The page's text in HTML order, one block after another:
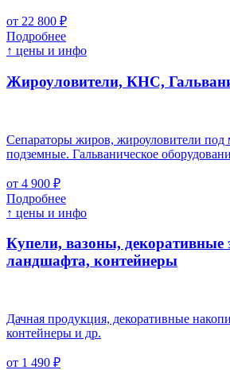
от 22 800 ₽
Подробнее
↑ цены и инфо
Жироуловители, КНС,
Сепараторы жиров, жироуловители под
подземные. Гальваническое
от 4 900 ₽
Подробнее
↑ цены и инфо
Купели, вазоны, декоративные
ландшафта, контейнеры
Дачная продукция, декоративные
контейнеры и др.
от 1 490 ₽